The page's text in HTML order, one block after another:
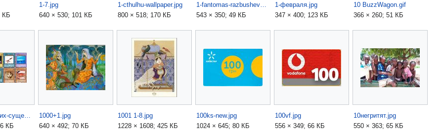
КБ
1-7.jpg
640 × 530; 101 КБ
1-cthulhu-wallpaper.jpg
800 × 518; 170 КБ
543 × 350; 49 КБ
1-февраля.jpg
347 × 400; 123 КБ
10 BuzzWagon.gif
366 × 260; 51 КБ
10-мифических-существ.jpg
КБ
1000+1.jpg
640 × 492; 70 КБ
1001 1-8.jpg
1228 × 1608; 425 КБ
100ks-new.jpg
1024 × 645; 80 КБ
100vf.jpg
556 × 349; 66 КБ
10негритят.jpg
550 × 363; 65 КБ